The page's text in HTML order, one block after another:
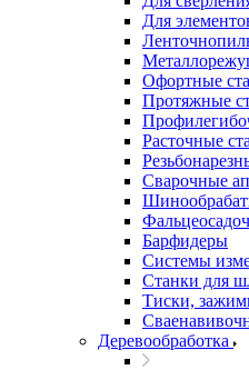
Для
Офортные
Протяжные
Расточные
Сварочные
Барфидеры
Системы
Станки для
Тиски,
Деревообработка